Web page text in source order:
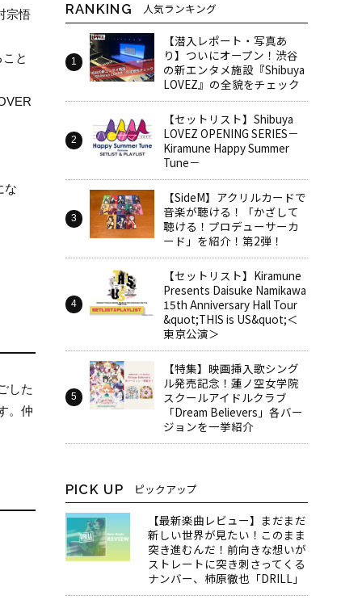
宗悟
と
な
した
。仲
RANKING 人気ランキング
【潜入レポート・写真あ
り】ついにオープン！渋谷
の新エンタメ施設『Shibuya
LOVEZ』の全貌をチェック
【セットリスト】Shibuya
LOVEZ OPENING SERIES－
Kiramune Happy Summer
Tune－
【SideM】アクリルカードで
音楽が聴ける！「かざして
聴ける！プロデューサーカ
ード」を紹介！第2弾！
【セットリスト】Kiramune
Presents Daisuke Namikawa
15th Anniversary Hall Tour
&quot;THIS is US&quot;＜
東京公演＞
【特集】映画挿入歌シング
ル発売記念！蓮ノ空女学院
スクールアイドルクラブ
「Dream Believers」各バー
ジョンを一挙紹介
PICK UP ピックアップ
【最新楽曲レビュー】まだまだ
新しい世界が見たい！このまま
突き進むんだ！前向きな想いが
ストレートに突き刺さってくる
ナンバー、柿原徹也「DRILL」